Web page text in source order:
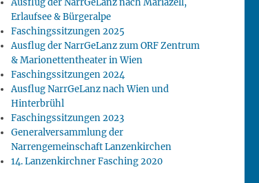
Ausflug der NarrGeLanz nach Mariazell,
Erlaufsee & Bürgeralpe
Faschingssitzungen 2025
Ausflug der NarrGeLanz zum ORF Zentrum
& Marionettentheater in Wien
Faschingssitzungen 2024
Ausflug NarrGeLanz nach Wien und
Hinterbrühl
Faschingssitzungen 2023
Generalversammlung der
Narrengemeinschaft Lanzenkirchen
14. Lanzenkirchner Fasching 2020